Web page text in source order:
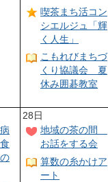
喫茶まち活コン
シエルジュ「輝
く人生」
こもれびまちづ
くり協議会 夏
休み囲碁教室
28日
地域の茶の間
お話をする会
算数の糸かけア
ート